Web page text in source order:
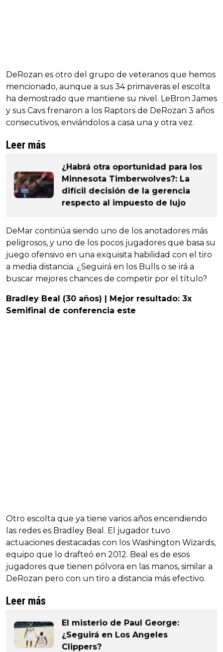
DeRozan es otro del grupo de veteranos que hemos
mencionado, aunque a sus 34 primaveras el escolta
ha demostrado que mantiene su nivel. LeBron James
y sus Cavs frenaron a los Raptors de DeRozan 3 años
consecutivos, enviándolos a casa una y otra vez.
Leer más
¿Habrá otra oportunidad para los
Minnesota Timberwolves?: La
difícil decisión de la gerencia
respecto al impuesto de lujo
DeMar continúa siendo uno de los anotadores más
peligrosos, y uno de los pocos jugadores que basa su
juego ofensivo en una exquisita habilidad con el tiro
a media distancia. ¿Seguirá en los Bulls o se irá a
buscar mejores chances de competir por el título?
Bradley Beal (30 años) | Mejor resultado: 3x
Semifinal de conferencia este
Otro escolta que ya tiene varios años encendiendo
las redes es Bradley Beal. El jugador tuvo
actuaciones destacadas con los Washington Wizards,
equipo que lo drafteó en 2012. Beal es de esos
jugadores que tienen pólvora en las manos, similar a
DeRozan pero con un tiro a distancia más efectivo.
Leer más
El misterio de Paul George:
¿Seguirá en Los Angeles
Clippers?